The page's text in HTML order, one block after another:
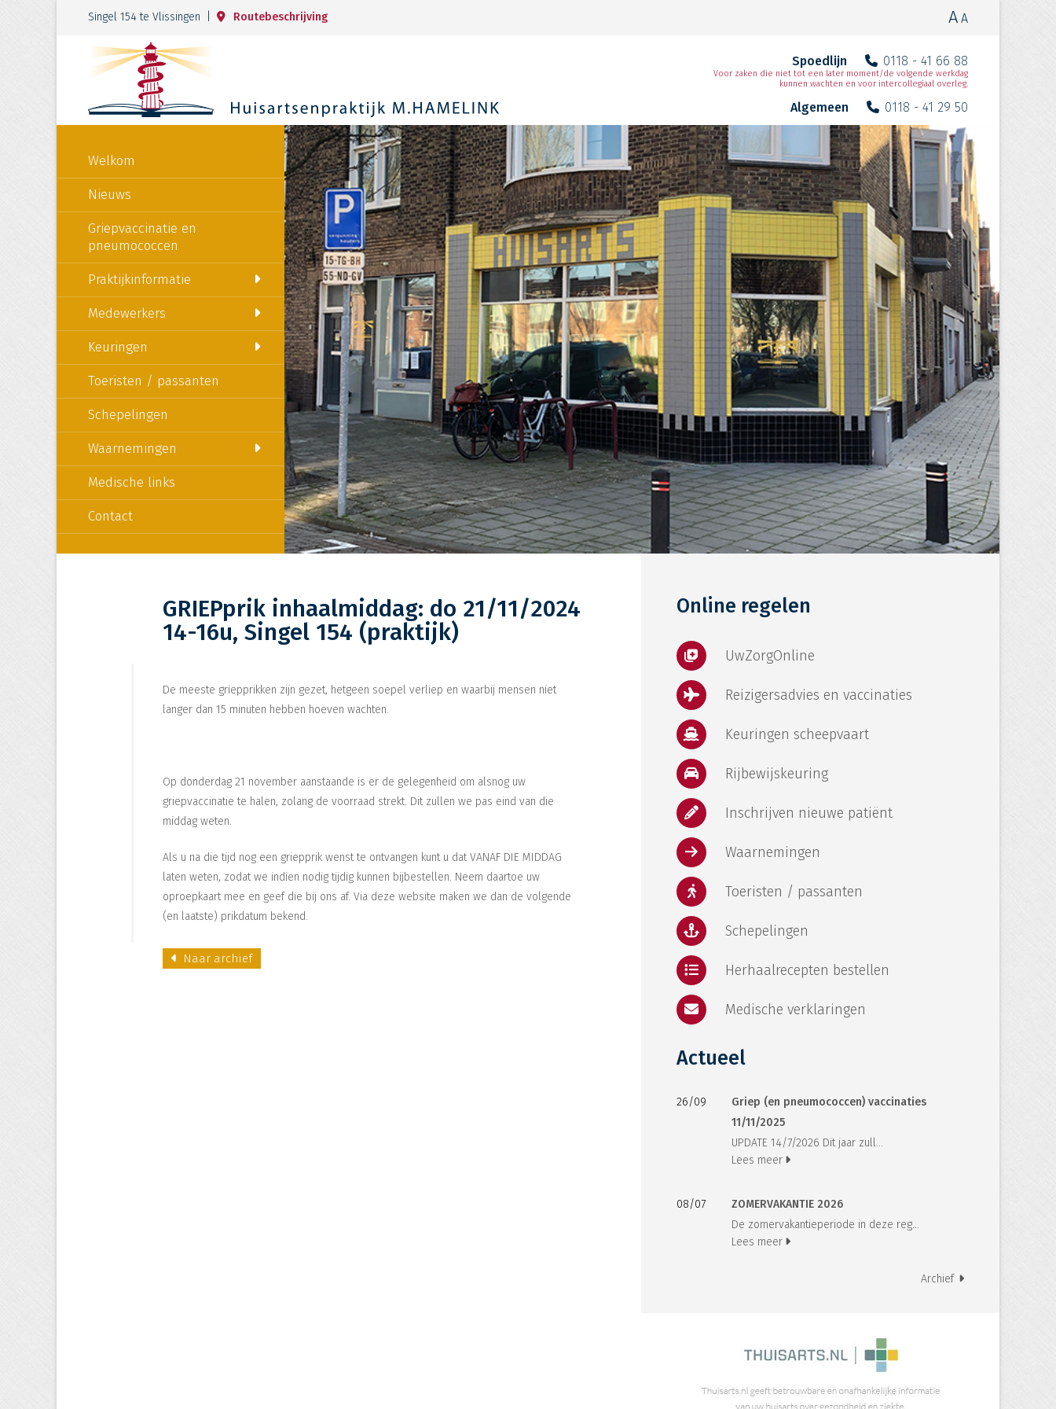
Singel 154 te Vlissingen | Routebeschrijving A A
Spoedlijn 0118 - 41 66 88
Voor zaken die niet tot een later moment/de volgende werkdag
kunnen wachten en voor intercollegiaal overleg.
Algemeen 0118 - 41 29 50
Welkom
Nieuws
Griepvaccinatie en
pneumococcen
Praktijkinformatie
Medewerkers
Keuringen
Toeristen / passanten
Schepelingen
Waarnemingen
Medische links
Contact
GRIEPprik inhaalmiddag: do 21/11/2024
14-16u, Singel 154 (praktijk)
De meeste griepprikken zijn gezet, hetgeen soepel verliep en waarbij mensen niet
langer dan 15 minuten hebben hoeven wachten.
Op donderdag 21 november aanstaande is er de gelegenheid om alsnog uw
griepvaccinatie te halen, zolang de voorraad strekt. Dit zullen we pas eind van die
middag weten.
Als u na die tijd nog een griepprik wenst te ontvangen kunt u dat VANAF DIE MIDDAG
laten weten, zodat we indien nodig tijdig kunnen bijbestellen. Neem daartoe uw
oproepkaart mee en geef die bij ons af. Via deze website maken we dan de volgende
(en laatste) prikdatum bekend.
Naar archief
Online regelen
UwZorgOnline
Reizigersadvies en vaccinaties
Keuringen scheepvaart
Rijbewijskeuring
Inschrijven nieuwe patiënt
Waarnemingen
Toeristen / passanten
Schepelingen
Herhaalrecepten bestellen
Medische verklaringen
Actueel
26/09
Griep (en pneumococcen) vaccinaties
11/11/2025
UPDATE 14/7/2026 Dit jaar zull...
Lees meer
08/07
ZOMERVAKANTIE 2026
De zomervakantieperiode in deze reg...
Lees meer
Archief